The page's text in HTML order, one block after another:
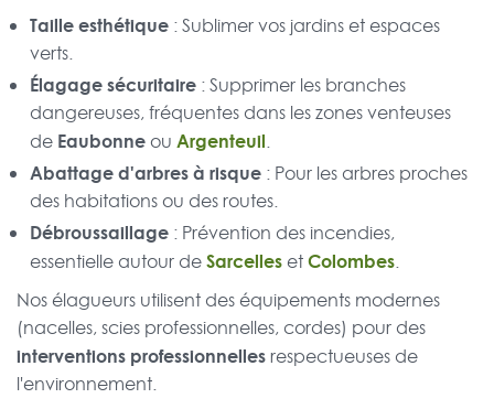
Taille esthétique : Sublimer vos jardins et espaces
verts.
Élagage sécuritaire : Supprimer les branches
dangereuses, fréquentes dans les zones venteuses
de Eaubonneou Argenteuil.
Abattage d'arbres à risque : Pour les arbres proches
des habitations ou des routes.
Débroussaillage : Prévention des incendies,
essentielle autour deSarcelles etColombes.
Nos élagueurs utilisent des équipements modernes
(nacelles, scies professionnelles, cordes) pour des
interventions professionnellesrespectueuses de
l'environnement.